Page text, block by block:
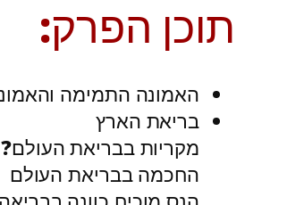
תוכן הפרק:
האמונה התמימה
בריאת הארץ
מקריות בבריאת העולם?
החכמה בבריאת העולם